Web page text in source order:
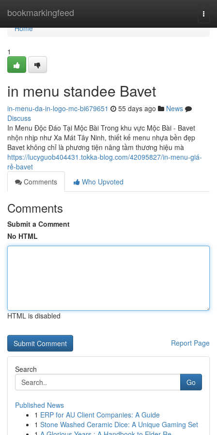
bookmarkingfeed
Home
Home
1
in menu standee Bavet
in-menu-da-in-logo-mc-bi679651 55 days ago
News
Discuss
In Menu Độc Đáo Tại Mộc Bài Trong khu vực Mộc Bài - Bavet
nhộn nhịp như Xa Mát Tây Ninh, thiết kế menu nhựa bền đẹp
Bavet không chỉ là phương tiện nâng tầm thương hiệu mà
https://lucyguob404431.tokka-blog.com/42095827/in-menu-giá-
rẻ-bavet
Comments
Who Upvoted
Comments
Submit a Comment
No HTML
HTML is disabled
Report Page
Search
Go
Published News
1 ERP for AU Client Companies: A Guide
1 Stone Washed Ceramic Dice: A Unique Gaming Set